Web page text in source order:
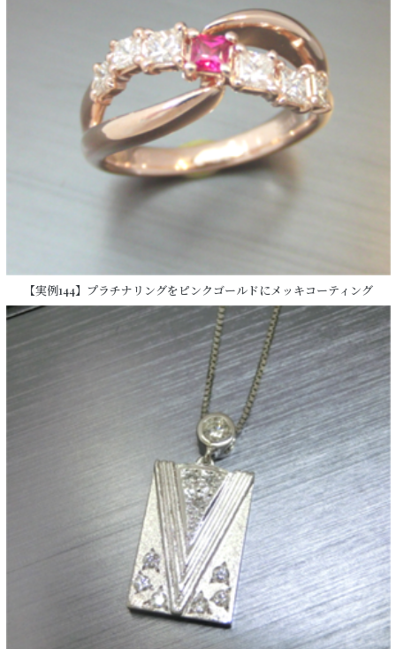
【実例144】プラチナリングをピンクゴールドにメッキコーティング